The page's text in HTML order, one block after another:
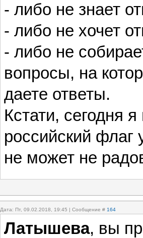
- либо не знает
- либо не хочет
- либо не
вопросы, на
даете ответы.
Кстати, сегодня
российский флаг
не может не
Дата: Пт, 09.02.2018, 19:45 | Сообщение # 164
Латышева, вы